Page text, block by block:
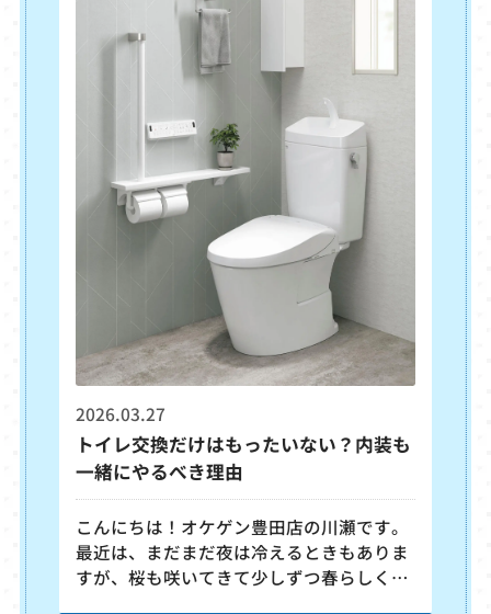
ます。 ●憧れのトイレ空間を実現！『フ
ロート トイレ』 フロート トイレ最大の特
長は、なんといってもその名の通り便器が
床から浮いていること。 「どうやって支え
2026.03.27
トイレ交換だけはもったいない？内装も
一緒にやるべき理由
こんにちは！オケゲン豊田店の川瀬です。
最近は、まだまだ夜は冷えるときもありま
すが、桜も咲いてきて少しずつ春らしくな